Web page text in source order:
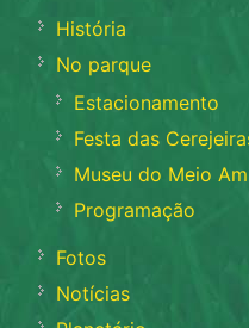
História
No parque
Estacionamento
Festa das
Museu do Meio
Programação
Fotos
Notícias